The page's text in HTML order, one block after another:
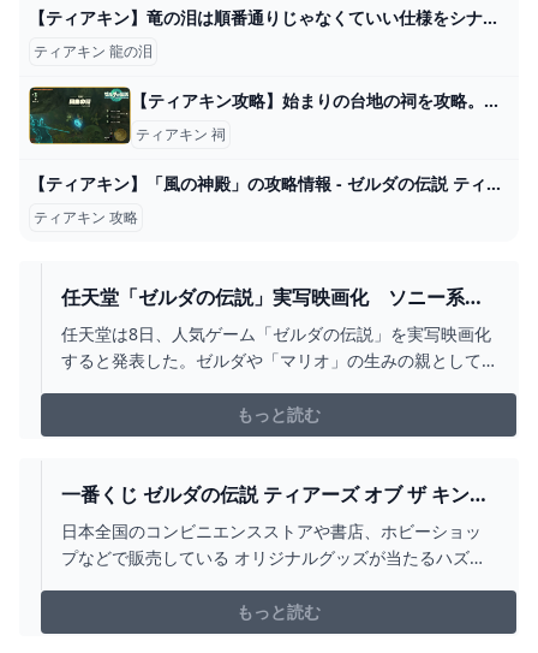
【ティアキン】竜の泪は順番通りじゃなくていい仕様をシナリオ担当が知らなかったんじゃねと思うような感じがする｜ぽちぽちゲーム速報
ティアキン 龍の泪
【ティアキン攻略】始まりの台地の祠を攻略。そして回生の祠へ。【ゼルダの伝説 ティアーズ オブ ザ キングダム】 - YouTube
ティアキン 祠
【ティアキン】「風の神殿」の攻略情報 - ゼルダの伝説 ティアーズオブザキングダム 攻略Wiki ティアキン ： ヘイグ攻略まとめWiki
ティアキン 攻略
任天堂「ゼルダの伝説」実写映画化 ソニー系と
共同出資 - 日本経済新聞
任天堂は8日、人気ゲーム「ゼルダの伝説」を実写映画化
すると発表した。ゼルダや「マリオ」の生みの親として
ジオ創設者のアビ・アラッド氏がプロデューサーを務め
る。米ソニー・ピクチャーズエンタテインメントと共同
写映画を製作するのは初めて。公開時期は未定。任天堂
とアラッド氏が代表を務める米アラッドプロダク
もっと読む
一番くじ ゼルダの伝説 ティアーズ オブ ザ キング
ダム｜一番くじ倶楽部｜BANDAI SPIRITS公式 一
番くじ情報サイト
日本全国のコンビニエンスストアや書店、ホビーショッ
プなどで販売している オリジナルグッズが当たるハズレ
ります！さらにお店で最後のくじを引くと特別なラスト
ワン賞が手に入ります！
もっと読む